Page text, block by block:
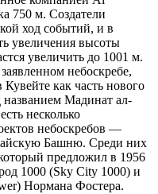
750 м. Создатели
ход событий, и в
увеличения высоты
увеличить до 1001 м.
небоскребе,
Кувейте как часть нового
названием Мадинат ал-
несколько
небоскребов —
Башню. Среди них
предложил в 1956
1000 (Sky City 1000) и
Нормана Фостера.